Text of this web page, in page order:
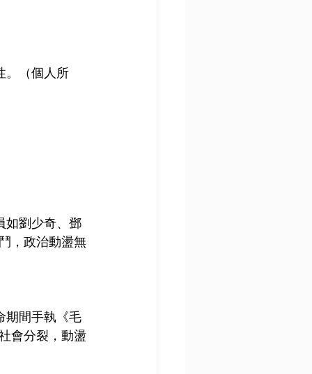
。（個人所
如劉少奇、鄧
，政治動盪無
期間手執《毛
會分裂，動盪